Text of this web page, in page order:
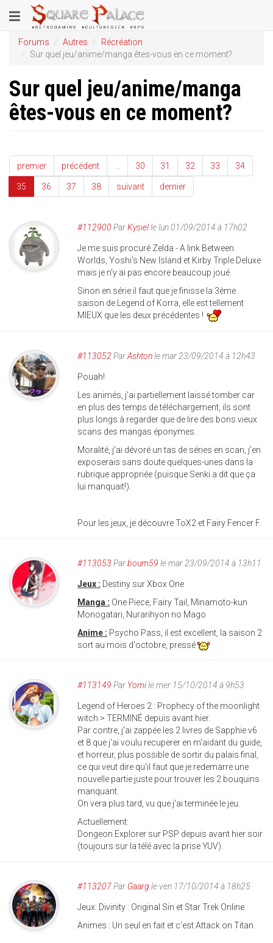
au
contenu
principal
Toggle
navigation
Forums Autres
Récréation
Sur quel jeu/anime/manga êtes-vous en ce moment?
Sur quel jeu/anime/manga
êtes-vous en ce moment?
premier précédent 30 31 32 33 34
35 36 37 38 suivant dernier
#112900 ParKysielle lun 01/09/2014 à 17h02
Je me suis procuré Zelda - A link Between
Worlds, Yoshi's New Island et Kirby Triple Deluxe
mais je n'y ai pas encore beaucoup joué.
Sinon en série il faut que je finisse la 3ème
saison de Legend of Korra, elle est tellement
MIEUX que les deux précédentes !
#113052 ParAshtonle mar 23/09/2014 à 12h43
Pouah!
Les animés, j'ai partiellement laissé tomber car
en plus des temps de téléchargement, ils sont
plus longs à regarder que de lire des bons vieux
scans des mangas éponymes.
Moralité, j'ai dévoré un tas de séries en scan, j'en
exposerais sans doute quelques-unes dans la
rubrique appropriée (puisque Senki a dit que ça
lui manquait!).
Pour les jeux, je découvre ToX2 et Fairy Fencer F.
#113053 Parboum59 le mar 23/09/2014 à 13h11
Jeux : Destiny sur Xbox One
Manga : One Piece, Fairy Tail, Minamoto-kun
Monogatari, Nurarihyon no Mago
Anime : Psycho Pass, il est excellent, la saison 2
sort au mois d'octobre, pressé
#113149 Par Yomile mer 15/10/2014 à 9h53
Legend of Heroes 2 : Prophecy of the moonlight
witch > TERMINÉ depuis avant hier.
Par contre, j'ai zappée les 2 livres de Sapphie v6
et 8 que j'ai voulu recuperer en m'aidant du guide,
et horreur, plus possible de sortir du palais final,
ce qui veut dire qu'il faut que je redemarre une
nouvelle partie juste pour trouver les 2 bouquins
manquant.
On vera plus tard, vu que j'ai terminée le jeu.
Actuellement:
Dongeon Explorer sur PSP depuis avant hier soir
(toujours sur la télé avec la prise YUV).
#113207Par Gaarg le ven 17/10/2014 à 18h25
Jeux: Divinity : Original Sin et Star Trek Online.
Animes : Un seul en fait et c'est Attack on Titan.